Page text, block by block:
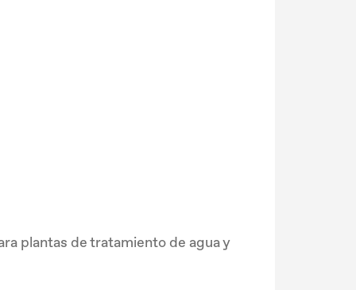
plantas de tratamiento de agua y